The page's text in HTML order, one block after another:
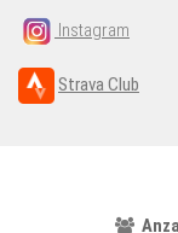
Instagram
Strava Club